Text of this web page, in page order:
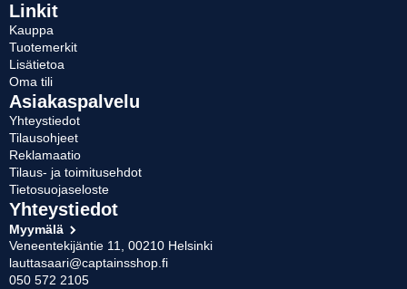
Linkit
Kauppa
Tuotemerkit
Lisätietoa
Oma tili
Asiakaspalvelu
Yhteystiedot
Tilausohjeet
Reklamaatio
Tilaus- ja toimitusehdot
Tietosuojaseloste
Yhteystiedot
Myymälä
Veneentekijäntie 11, 00210 Helsinki
lauttasaari@captainsshop.fi
050 572 2105